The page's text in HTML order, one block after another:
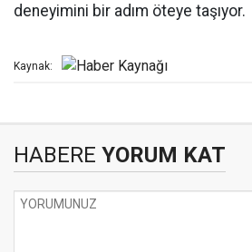
deneyimini bir adım öteye taşıyor.
Kaynak:
HABERE YORUM KAT